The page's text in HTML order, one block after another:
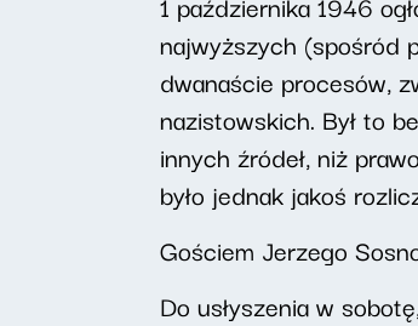
najwyższych (spośród
dwanaście procesów,
nazistowskich. Był to
innych źródeł, niż
było jednak jakoś
Gościem Jerzego
Do usłyszenia w